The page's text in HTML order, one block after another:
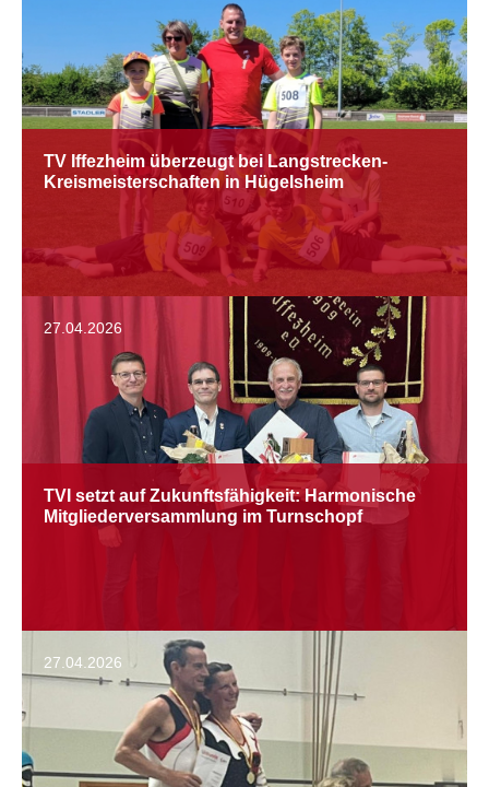
TV Iffezheim überzeugt bei Langstrecken-
Kreismeisterschaften in Hügelsheim
27.04.2026
TVI setzt auf Zukunftsfähigkeit: Harmonische
Mitgliederversammlung im Turnschopf
27.04.2026